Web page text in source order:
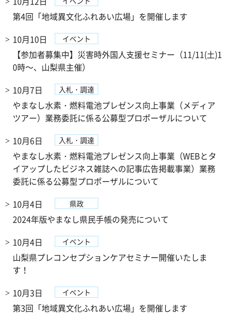
第4回「地域異文化ふれあい広場」を開催します
10月10日
イベント
【参加者募集中】災害時外国人支援セミナー（11/11(土)1
0時～、山梨県主催）
10月7日
入札・調達
やまなし水素・燃料電池プレゼンス向上事業（メディア
ツアー）業務委託に係る公募型プロポーザルについて
10月6日
入札・調達
やまなし水素・燃料電池プレゼンス向上事業（WEBとタ
イアップしたビジネス雑誌への記事広告掲載事業）業務
委託に係る公募型プロポーザルについて
10月4日
県政
2024年版やまなし県民手帳の発売について
10月4日
イベント
山梨県プレコンセプションケアセミナー開催いたしま
す！
10月3日
イベント
第3回「地域異文化ふれあい広場」を開催します